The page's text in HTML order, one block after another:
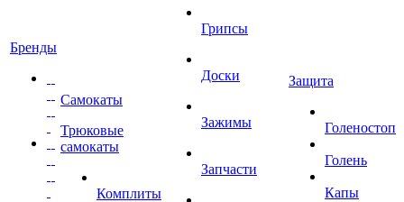
Бренды
Самокаты
Трюковые
самокаты
Комплиты
Грипсы
Доски
Зажимы
Запчасти
Защита
Голеностоп
Голень
Капы